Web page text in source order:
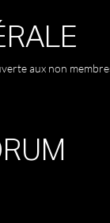
aux non